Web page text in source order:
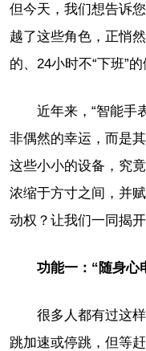
但今天，我们想告诉
越了这些角色，正悄
的、 24小时不“下班”的
近年来，“智能手
非偶然的幸运，而是
这些小小的设备，究
浓缩于方寸之间，并
动权？让我们一同揭
功能一：“随身
很多人都有过这
跳加速或停跳，但等